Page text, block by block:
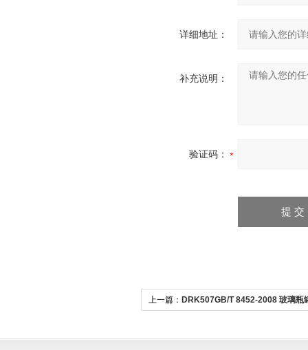
详细地址：
补充说明：
验证码：
上一篇： DRK507GB/T 8452-2008 玻璃瓶